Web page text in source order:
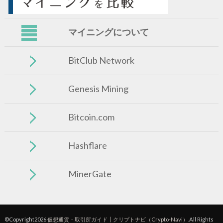
マイニングについて
BitClub Network
Genesis Mining
Bitcoin.com
Hashflare
MinerGate
©Copyright2026仮想通貨・取引所ガイド┃クリプトナビ（Crypto-Navi） .All Rights